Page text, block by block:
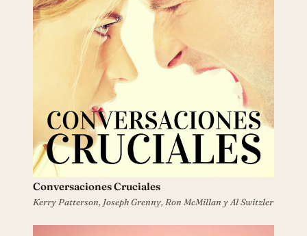
Conversaciones Cruciales
Kerry Patterson, Joseph Grenny, Ron McMillan y Al Switzler